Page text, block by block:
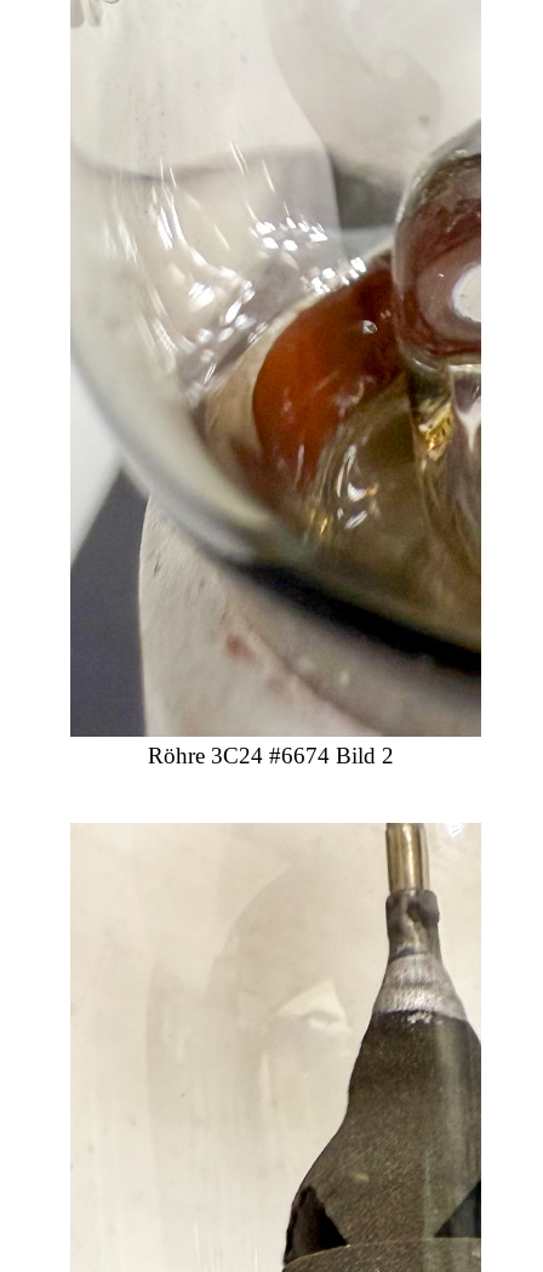
Röhre 3C24 #6674 Bild 2